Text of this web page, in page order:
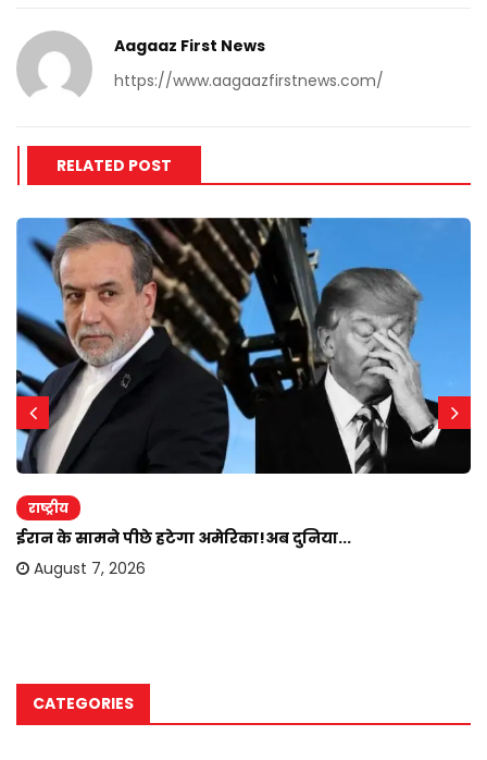
Aagaaz First News
https://www.aagaazfirstnews.com/
RELATED POST
राष्ट्रीय
ईरान के सामने पीछे हटेगा अमेरिका!अब दुनिया...
August 7, 2026
CATEGORIES